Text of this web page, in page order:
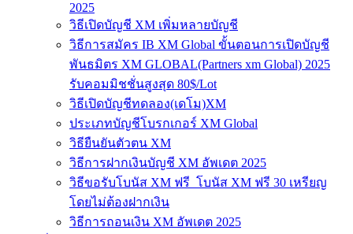
2025
วิธีเปิดบัญชี XM เพิ่มหลายบัญชี
วิธีการสมัคร IB XM Global ขั้นตอนการเปิดบัญชี
พันธมิตร XM GLOBAL(Partners xm Global) 2025
รับคอมมิชชั่นสูงสุด 80$/Lot
วิธีเปิดบัญชีทดลอง(เดโม)XM
ประเภทบัญชีโบรกเกอร์ XM Global
วิธียืนยันตัวตน XM
วิธีการฝากเงินบัญชี XM อัพเดต 2025
วิธีขอรับโบนัส XM ฟรี โบนัส XM ฟรี 30 เหรียญ
โดยไม่ต้องฝากเงิน
วิธีการถอนเงิน XM อัพเดต 2025